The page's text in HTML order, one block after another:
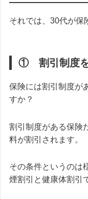
それでは、30代が保
① 割引制度を
保険には割引制度が
すか？
割引制度がある保険
料が割引されます。
その条件というのは
煙割引と健康体割引